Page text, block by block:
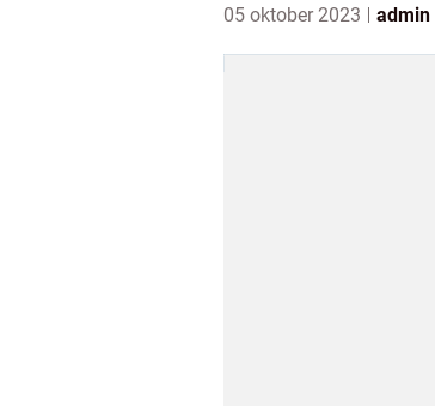
05 oktober 2023 admin